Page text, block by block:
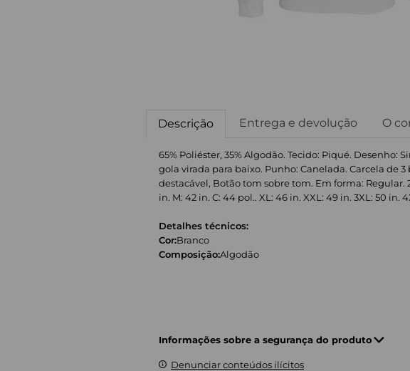
Descrição Entrega e devolução O
65% Poliéster, 35% Algodão. Tecido: Piqué.
gola virada para baixo. Punho: Canelada. Carcela de
destacável, Botão tom sobre tom. Em forma: Regular.
in. M: 42 in. C: 44 pol.. XL: 46 in. XXL: 49 in. 3XL: 50 in.
Detalhes técnicos:
Cor:Branco
Composição:Algodão
Informações sobre a segurança do produto
Denunciar conteúdos ilícitos